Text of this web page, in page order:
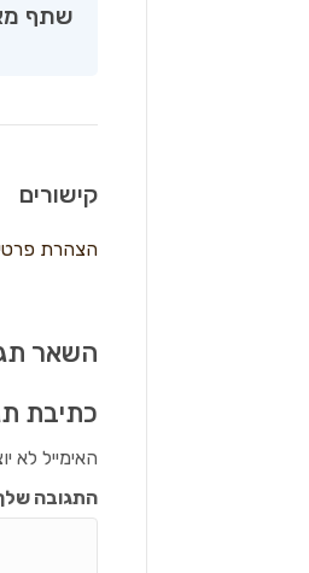
שתף
קישורים
הצהרת
השאר
כתיבת
האימייל לא
התגובה